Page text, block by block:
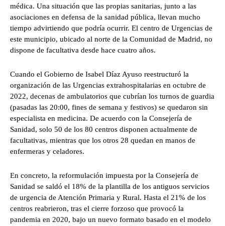
médica. Una situación que las propias sanitarias, junto a las
asociaciones en defensa de la sanidad pública, llevan mucho
tiempo advirtiendo que podría ocurrir. El centro de Urgencias de
este municipio, ubicado al norte de la Comunidad de Madrid, no
dispone de facultativa desde hace cuatro años.
Cuando el Gobierno de Isabel Díaz Ayuso reestructuró la
organización de las Urgencias extrahospitalarias en octubre de
2022, decenas de ambulatorios que cubrían los turnos de guardia
(pasadas las 20:00, fines de semana y festivos) se quedaron sin
especialista en medicina. De acuerdo con la Consejería de
Sanidad, solo 50 de los 80 centros disponen actualmente de
facultativas, mientras que los otros 28 quedan en manos de
enfermeras y celadores.
En concreto, la reformulación impuesta por la Consejería de
Sanidad se saldó el 18% de la plantilla de los antiguos servicios
de urgencia de Atención Primaria y Rural. Hasta el 21% de los
centros reabrieron, tras el cierre forzoso que provocó la
pandemia en 2020, bajo un nuevo formato basado en el modelo